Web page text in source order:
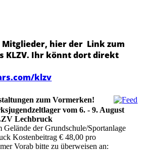
Mitglieder, hier der Link zum
KLZV. Ihr könnt dort direkt
klzv
zum Vormerken!
vom 6. - 9. August
Lechbruck
Gelände der Grundschule/Sportanlage
Kostenbeitrag € 48,00 pro
Vorab bitte zu überweisen an: